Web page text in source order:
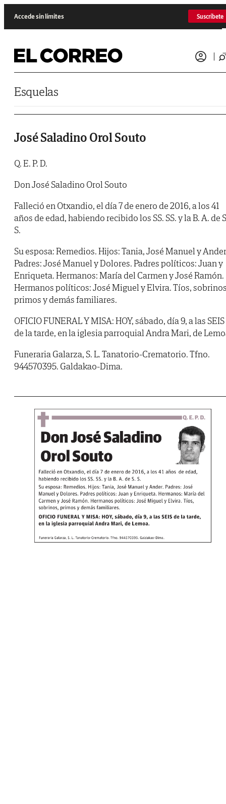
Accede sin límites Suscríbete
Esquelas
José Saladino Orol Souto
Q. E. P. D.
Don José Saladino Orol Souto
Falleció en Otxandio, el día 7 de enero de 2016, a los 41
años de edad, habiendo recibido los SS. SS. y la B. A. de
S.
Su esposa: Remedios. Hijos: Tania, José Manuel y
Padres: José Manuel y Dolores. Padres políticos: Juan y
Enriqueta. Hermanos: María del Carmen y José Ramón.
Hermanos políticos: José Miguel y Elvira. Tíos,
primos y demás familiares.
OFICIO FUNERAL Y MISA: HOY, sábado, día 9, a las SEIS
de la tarde, en la iglesia parroquial Andra Mari, de
Funeraria Galarza, S. L. Tanatorio-Crematorio. Tfno.
944570395. Galdakao-Dima.